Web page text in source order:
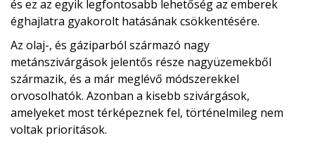
és ez az egyik legfontosabb lehetőség az emberek
éghajlatra gyakorolt ​​hatásának csökkentésére.
Az olaj-, és gáziparból származó nagy
metánszivárgások jelentős része nagyüzemekből
származik, és a már meglévő módszerekkel
orvosolhatók. Azonban a kisebb szivárgások,
amelyeket most térképeznek fel, történelmileg nem
voltak prioritások.